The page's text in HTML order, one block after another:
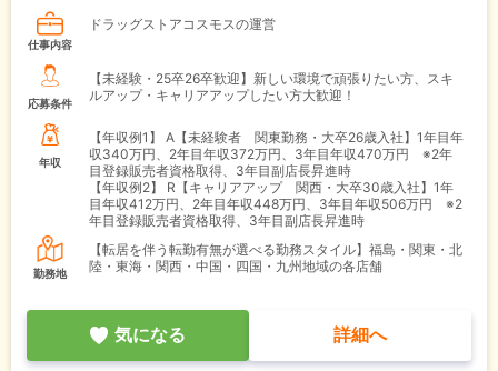
仕事内容
ドラッグストアコスモスの運営
応募条件
【未経験・25卒26卒歓迎】新しい環境で頑張りたい方、スキ
ルアップ・キャリアアップしたい方大歓迎！
年収
【年収例1】
A【未経験者 関東勤務・大卒26歳入社】1年目年
収340万円、2年目年収372万円、3年目年収470万円 ※2年
目登録販売者資格取得、3年目副店長昇進時
【年収例2】
R【キャリアアップ 関西・大卒30歳入社】1年
目年収412万円、2年目年収448万円、3年目年収506万円 ※2
年目登録販売者資格取得、3年目副店長昇進時
勤務地
【転居を伴う転勤有無が選べる勤務スタイル】福島・関東・北
陸・東海・関西・中国・四国・九州地域の各店舗
気になる 詳細へ